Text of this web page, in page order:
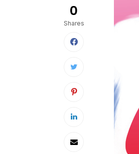
0
Shares